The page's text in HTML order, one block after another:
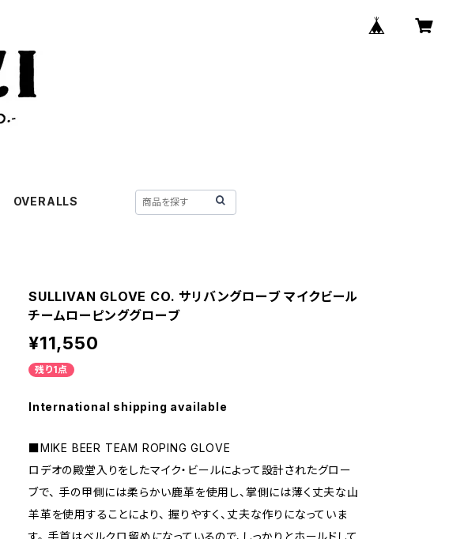
OVERALLS
SULLIVAN GLOVE CO. サリバングローブ マイクビール
チームローピンググローブ
¥11,550
残り1点
International shipping available
■MIKE BEER TEAM ROPING GLOVE
ロデオの殿堂入りをしたマイク・ビールによって設計されたグロー
ブで、 手の甲側には柔らかい鹿革を使用し、掌側には薄く丈夫な山
羊革を使用することにより、 握りやすく、丈夫な作りになっていま
す。 手首はベルクロ留めになっているので、しっかりとホールドして